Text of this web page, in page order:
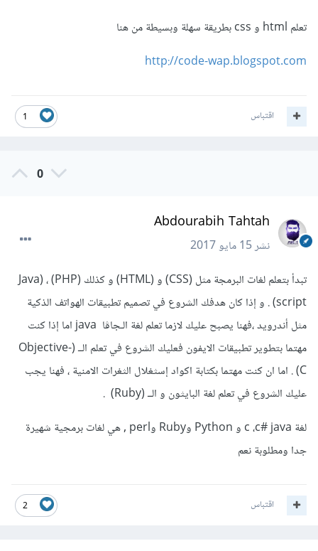
تعلم html و css بطريقة سهلة وبسيطة من هنا
http://code-wap.blogspot.com
1 اقتباس
0
Abdourabih Tahtah
نشر15 مايو 2017
تبدأ بتعلم لغات البرمجة مثل (CSS) و (HTML) و كذلك (PHP) ، (Java
script) . و إذا كان هدفك الشروع في تصميم تطبيقات الهواتف الذكية
مثل أندرويد ،فهنا يصبح عليك لازما تعلم لغة الـجاڤا java اما إذا كنت
مهتما بتطوير تطبيقات الايفون فعليك الشروع في تعلم الــ (Objective-
C) . اما ان كنت مهتما بكتابة اكواد إسثغلال الثغرات الامنية ، فهنا يجب
عليك الشروع في تعلم لغة البايثون و الــ (Ruby) .
لغة c ،c# java و Python وRuby وperl , هي لغات برمجية شهيرة
جدا ومطلوبة نعم
2 اقتباس